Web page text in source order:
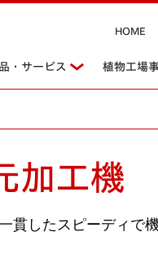
・サービス 植物工場
HOME
加工機
貫したスピーディ